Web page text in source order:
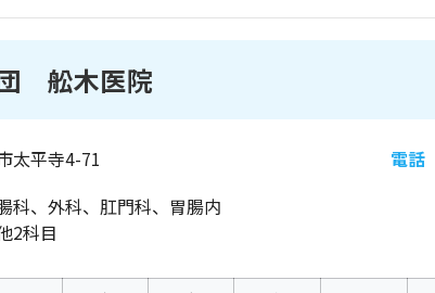
舩木医院
太平寺4-71 電話
科、外科、肛門科、胃腸内
2科目